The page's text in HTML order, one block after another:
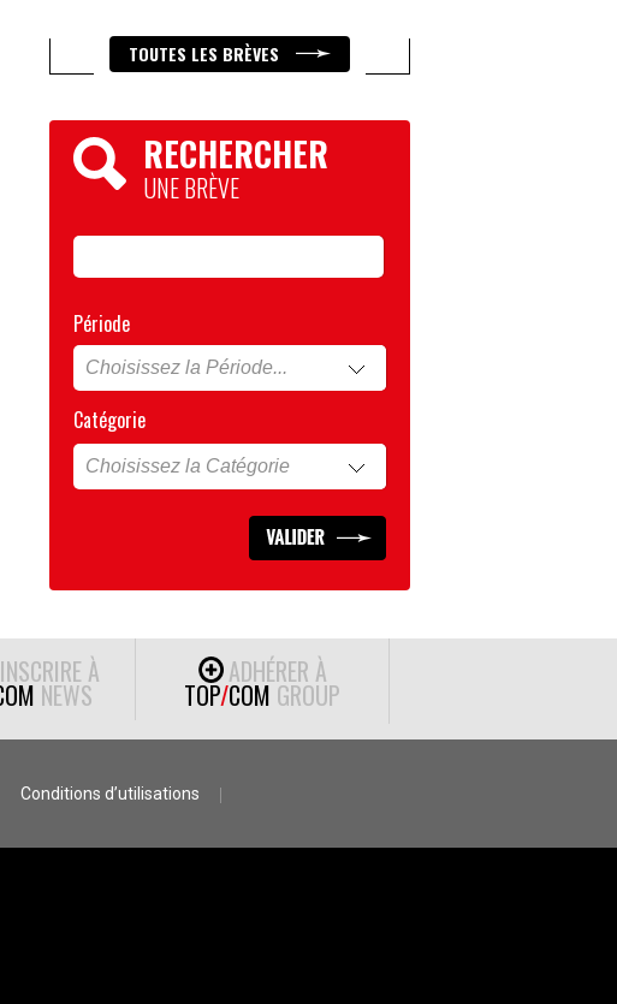
TOUTES LES BRÈVES
RECHERCHER
UNE BRÈVE
Période
Catégorie
À
NEWS
ADHÉRER À
TOP/COM GROUP
Conditions d’utilisations